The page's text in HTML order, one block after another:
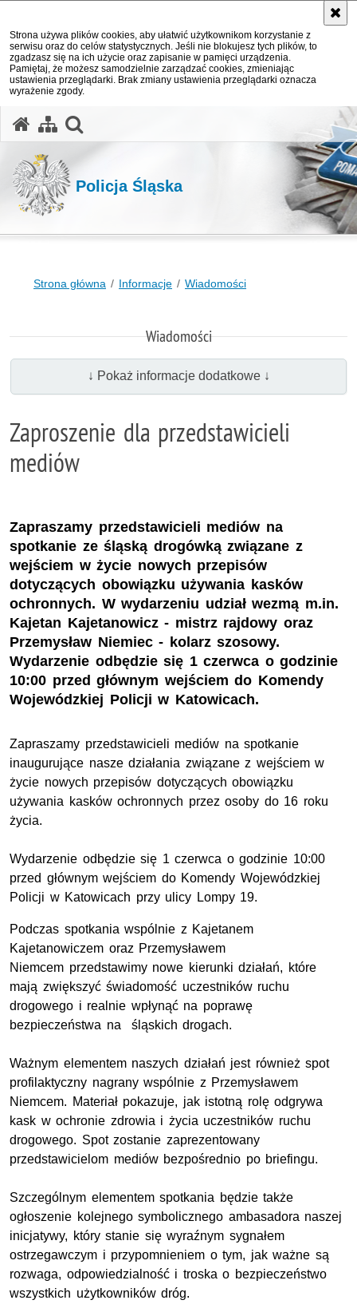
Strona używa plików cookies, aby ułatwić użytkownikom korzystanie z
serwisu oraz do celów statystycznych. Jeśli nie blokujesz tych plików, to
zgadzasz się na ich użycie oraz zapisanie w pamięci urządzenia.
Pamiętaj, że możesz samodzielnie zarządzać cookies, zmieniając
ustawienia przeglądarki. Brak zmiany ustawienia przeglądarki oznacza
wyrażenie zgody.
Policja Śląska
Strona główna Informacje Wiadomości
Wiadomości
↓ Pokaż informacje dodatkowe ↓
Zaproszenie dla przedstawicieli
mediów
Zapraszamy przedstawicieli mediów na
spotkanie ze śląską drogówką związane z
wejściem w życie nowych przepisów
dotyczących obowiązku używania kasków
ochronnych. W wydarzeniu udział wezmą m.in.
Kajetan Kajetanowicz - mistrz rajdowy oraz
Przemysław Niemiec - kolarz szosowy.
Wydarzenie odbędzie się 1 czerwca o godzinie
10:00 przed głównym wejściem do Komendy
Wojewódzkiej Policji w Katowicach.
Zapraszamy przedstawicieli mediów na spotkanie
inaugurujące nasze działania związane z wejściem w
życie nowych przepisów dotyczących obowiązku
używania kasków ochronnych przez osoby do 16 roku
życia.
Wydarzenie odbędzie się 1 czerwca o godzinie 10:00
przed głównym wejściem do Komendy Wojewódzkiej
Policji w Katowicach przy ulicy Lompy 19.
Podczas spotkania wspólnie z Kajetanem
Kajetanowiczem oraz Przemysławem
Niemcem przedstawimy nowe kierunki działań, które
mają zwiększyć świadomość uczestników ruchu
drogowego i realnie wpłynąć na poprawę
bezpieczeństwa na śląskich drogach.
Ważnym elementem naszych działań jest również spot
profilaktyczny nagrany wspólnie z Przemysławem
Niemcem. Materiał pokazuje, jak istotną rolę odgrywa
kask w ochronie zdrowia i życia uczestników ruchu
drogowego. Spot zostanie zaprezentowany
przedstawicielom mediów bezpośrednio po briefingu.
Szczególnym elementem spotkania będzie także
ogłoszenie kolejnego symbolicznego ambasadora naszej
inicjatywy, który stanie się wyraźnym sygnałem
ostrzegawczym i przypomnieniem o tym, jak ważne są
rozwaga, odpowiedzialność i troska o bezpieczeństwo
wszystkich użytkowników dróg.